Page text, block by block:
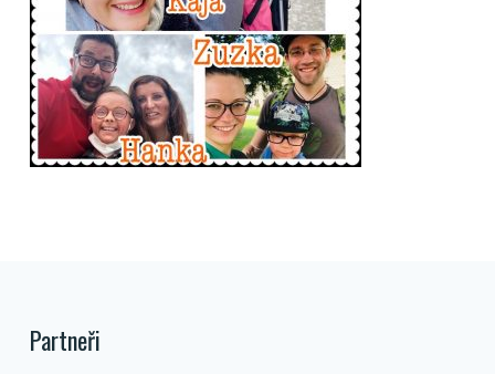
Partneři